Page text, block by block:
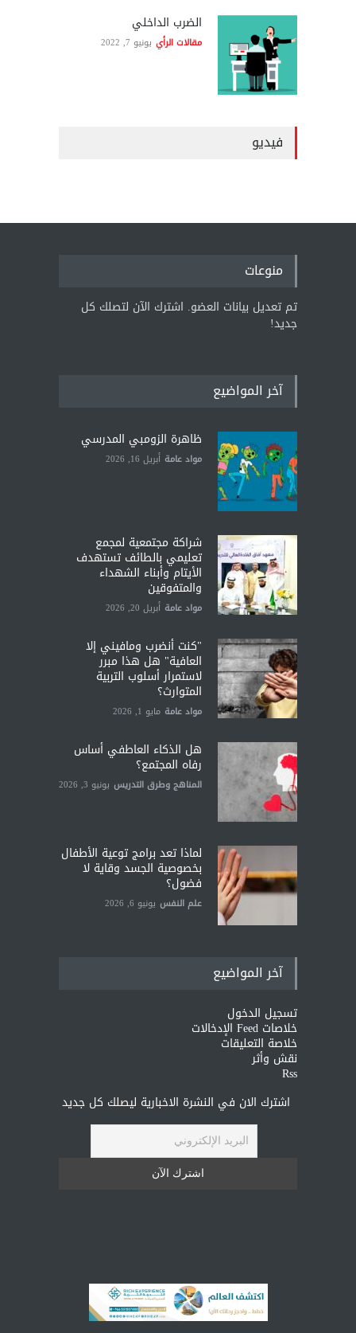
الضرب الداخلي
مقالات الرأي يونيو 7, 2022
فيديو
منوعات
تم تعديل بيانات العضو. اشترك الآن لتصلك كل
جديد!
آخر المواضيع
ظاهرة الزومبي المدرسي
مواد عامة أبريل 16, 2026
شراكة مجتمعية لمجمع
تعليمي بالطائف تستهدف
الأيتام وأبناء الشهداء
والمتفوقين
مواد عامة أبريل 20, 2026
"كنت أنضرب ومافيني إلا
العافية" هل هذا مبرر
لاستمرار أسلوب التربية
المتوارث؟
مواد عامة مايو 1, 2026
هل الذكاء العاطفي أساس
رفاه المجتمع؟
المناهج وطرق التدريس يونيو 3, 2026
لماذا تعد برامج توعية الأطفال
بخصوصية الجسد وقاية لا
فضول؟
علم النفس يونيو 6, 2026
آخر المواضيع
تسجيل الدخول
خلاصات Feed الإدخالات
خلاصة التعليقات
نقش وأثر
Rss
اشترك الان في النشرة الاخبارية ليصلك كل جديد